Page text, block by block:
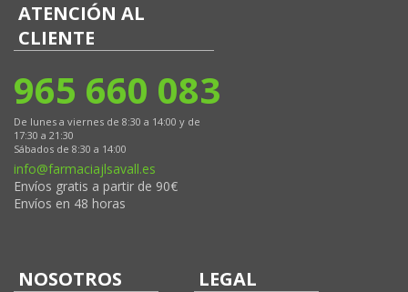
ATENCIÓN AL
CLIENTE
965 660 083
De lunes a viernes de 8:30 a 14:00 y de
17:30 a 21:30
Sábados de 8:30 a 14:00
info@farmaciajlsavall.es
Envíos gratis a partir de 90€
Envíos en 48 horas
NOSOTROS LEGAL